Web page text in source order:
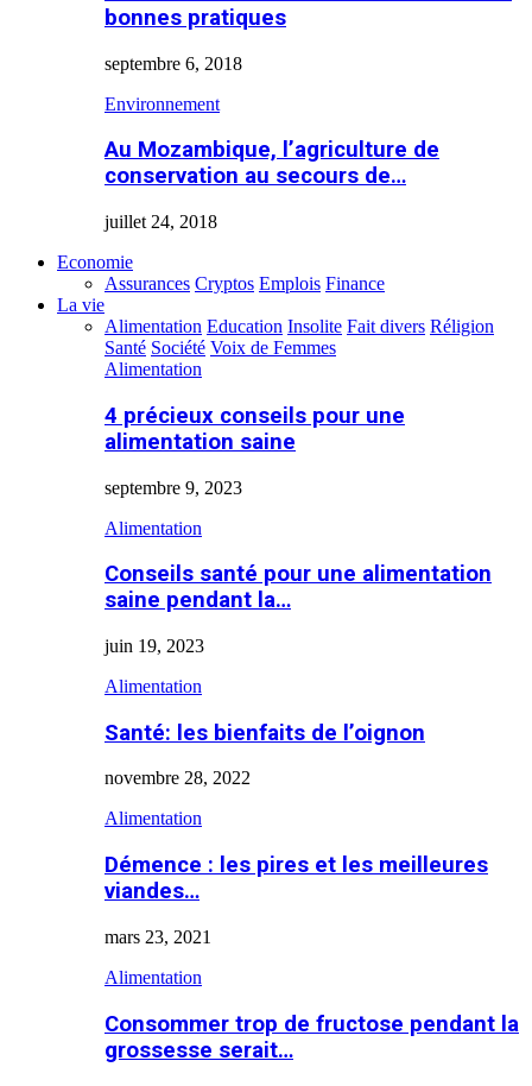
bonnes pratiques
septembre 6, 2018
Environnement
Au Mozambique, l’agriculture de
conservation au secours de…
juillet 24, 2018
Economie
Assurances Cryptos Emplois Finance
La vie
Alimentation Education Insolite Fait divers Réligion
Santé Société Voix de Femmes
Alimentation
4 précieux conseils pour une
alimentation saine
septembre 9, 2023
Alimentation
Conseils santé pour une alimentation
saine pendant la…
juin 19, 2023
Alimentation
Santé: les bienfaits de l’oignon
novembre 28, 2022
Alimentation
Démence : les pires et les meilleures
viandes…
mars 23, 2021
Alimentation
Consommer trop de fructose pendant la
grossesse serait…